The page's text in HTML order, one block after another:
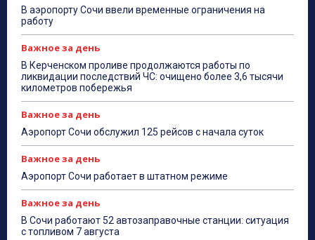
В аэропорту Сочи ввели временные ограничения на
работу
Важное за день
В Керченском проливе продолжаются работы по
ликвидации последствий ЧС: очищено более 3,6 тысячи
километров побережья
Важное за день
Аэропорт Сочи обслужил 125 рейсов с начала суток
Важное за день
Аэропорт Сочи работает в штатном режиме
Важное за день
В Сочи работают 52 автозаправочные станции: ситуация
с топливом 7 августа